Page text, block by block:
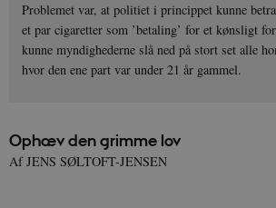
Problemet var, at politiet i princippet kunne
et par cigaretter som ’betaling’ for et kønsligt
kunne myndighederne slå ned på stort set alle
hvor den ene part var under 21 år gammel.
Ophæv den grimme lov
Af JENS SØLTOFT-JENSEN